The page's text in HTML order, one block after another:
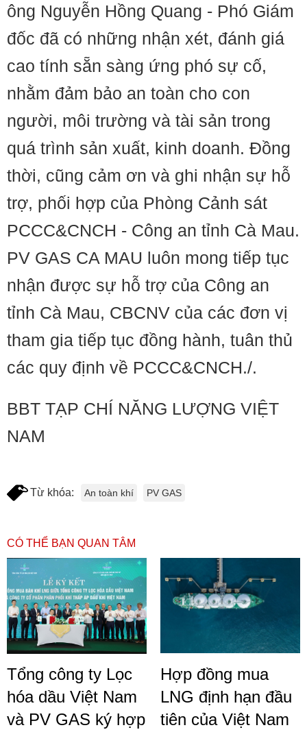
ông Nguyễn Hồng Quang - Phó Giám
đốc đã có những nhận xét, đánh giá
cao tính sẵn sàng ứng phó sự cố,
nhằm đảm bảo an toàn cho con
người, môi trường và tài sản trong
quá trình sản xuất, kinh doanh. Đồng
thời, cũng cảm ơn và ghi nhận sự hỗ
trợ, phối hợp của Phòng Cảnh sát
PCCC&CNCH - Công an tỉnh Cà Mau.
PV GAS CA MAU luôn mong tiếp tục
nhận được sự hỗ trợ của Công an
tỉnh Cà Mau, CBCNV của các đơn vị
tham gia tiếp tục đồng hành, tuân thủ
các quy định về PCCC&CNCH./.
BBT TẠP CHÍ NĂNG LƯỢNG VIỆT
NAM
Từ khóa: An toàn khí PV GAS
CÓ THỂ BẠN QUAN TÂM
Tổng công ty Lọc
hóa dầu Việt Nam
và PV GAS ký hợp
Hợp đồng mua
LNG định hạn đầu
tiên của Việt Nam